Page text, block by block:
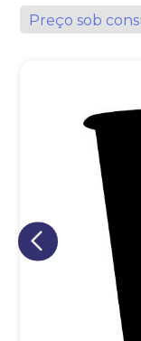
Preço sob
Eu
A nossa
sua
de
qualquer